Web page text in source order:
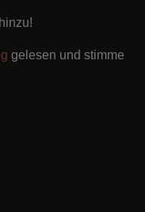
gelesen und stimme